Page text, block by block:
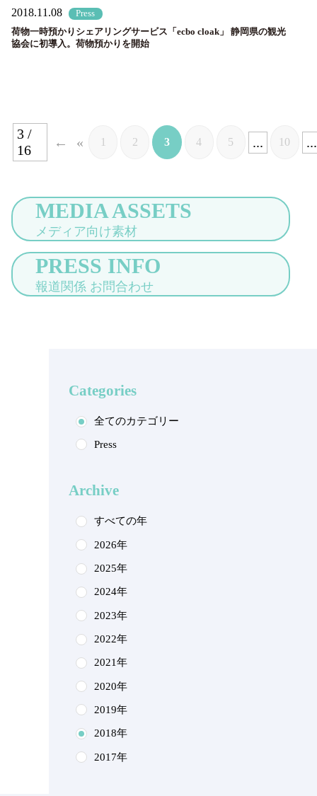
2018.11.08
Press
荷物一時預かりシェアリングサービス「ecbo cloak」 静岡県の観光
協会に初導入。荷物預かりを開始
3 /
16
« 1 2 3 4 5 ... 10 ...
Categories
全てのカテゴリー
Press
Archive
すべての年
2026年
2025年
2024年
2023年
2022年
2021年
2020年
2019年
2018年
2017年
MEDIA ASSETS
メディア向け素材
PRESS INFO
報道関係 お問合わせ